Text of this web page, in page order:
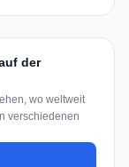
der
wo weltweit
verschiedenen